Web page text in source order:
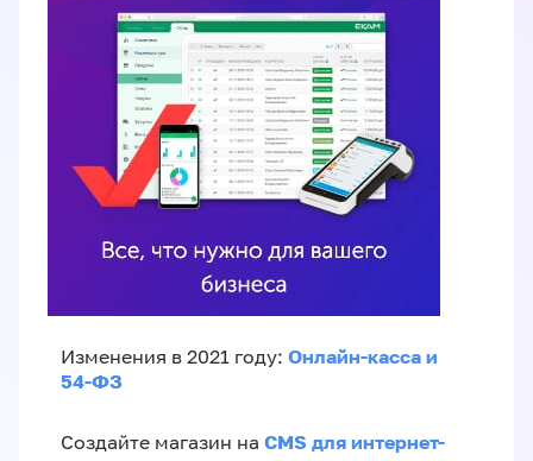
Изменения в 2021 году: Онлайн-касса и
54-ФЗ
Создайте магазин на CMS для интернет-